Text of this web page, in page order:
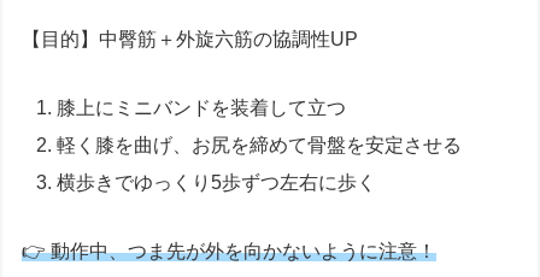
【目的】中臀筋＋外旋六筋の協調性UP
膝上にミニバンドを装着して立つ
軽く膝を曲げ、お尻を締めて骨盤を安定させる
横歩きでゆっくり5歩ずつ左右に歩く
👉 動作中、つま先が外を向かないように注意！